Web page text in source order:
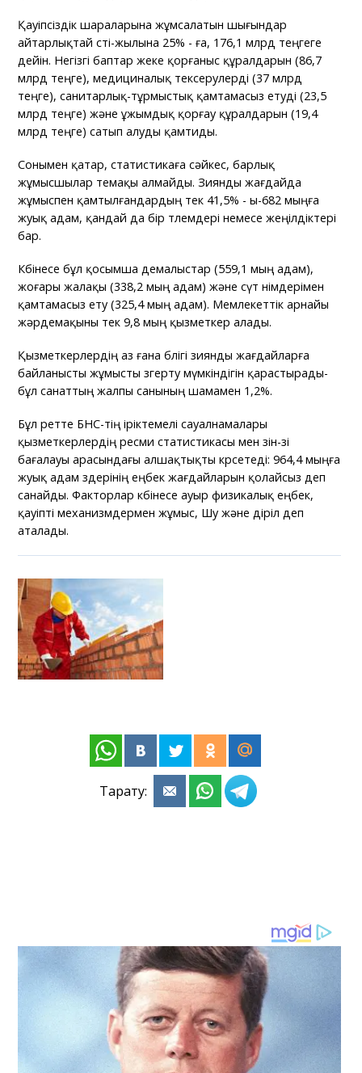
Қауіпсіздік шараларына жұмсалатын шығындар
айтарлықтай өсті-жылына 25% - ға, 176,1 млрд теңгеге
дейін. Негізгі баптар жеке қорғаныс құралдарын (86,7
млрд теңге), медициналық тексерулерді (37 млрд
теңге), санитарлық-тұрмыстық қамтамасыз етуді (23,5
млрд теңге) және ұжымдық қорғау құралдарын (19,4
млрд теңге) сатып алуды қамтиды.
Сонымен қатар, статистикаға сәйкес, барлық
жұмысшылар өтемақы алмайды. Зиянды жағдайда
жұмыспен қамтылғандардың тек 41,5% - ы-682 мыңға
жуық адам, қандай да бір төлемдері немесе жеңілдіктері
бар.
Көбінесе бұл қосымша демалыстар (559,1 мың адам),
жоғары жалақы (338,2 мың адам) және сүт өнімдерімен
қамтамасыз ету (325,4 мың адам). Мемлекеттік арнайы
жәрдемақыны тек 9,8 мың қызметкер алады.
Қызметкерлердің аз ғана бөлігі зиянды жағдайларға
байланысты жұмысты өзгерту мүмкіндігін қарастырады-
бұл санаттың жалпы санының шамамен 1,2%.
Бұл ретте БНС-тің іріктемелі сауалнамалары
қызметкерлердің ресми статистикасы мен өзін-өзі
бағалауы арасындағы алшақтықты көрсетеді: 964,4 мыңға
жуық адам өздерінің еңбек жағдайларын қолайсыз деп
санайды. Факторлар көбінесе ауыр физикалық еңбек,
қауіпті механизмдермен жұмыс, Шу және діріл деп
аталады.
Тарату: